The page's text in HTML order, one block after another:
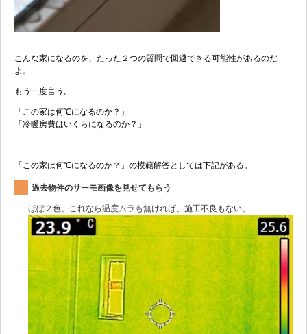
こんな家になるのを、たった２つの質問で回避できる可能性があるのだ
よ。
もう一度言う。
「この家は何℃になるのか？」
「冷暖房費はいくらになるのか？」
「この家は何℃になるのか？」の模範解答としては下記がある。
過去物件のサーモ画像を見せてもらう
ほぼ２色。これなら温度ムラも無ければ、施工不良もない。